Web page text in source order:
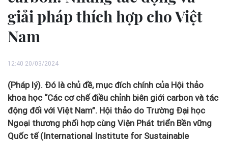
giải pháp thích hợp cho Việt
Nam
12:40 20/03/2024
(Pháp lý). Đó là chủ đề, mục đích chính của Hội thảo
khoa học “Các cơ chế điều chỉnh biên giới carbon và tác
động đối với Việt Nam”. Hội thảo do Trường Đại học
Ngoại thương phối hợp cùng Viện Phát triển Bền vững
Quốc tế (International Institute for Sustainable